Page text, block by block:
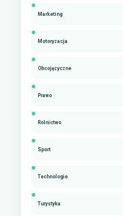
Marketing
Motoryzacja
Obcojęzyczne
Prawo
Rolnictwo
Sport
Technologie
Turystyka